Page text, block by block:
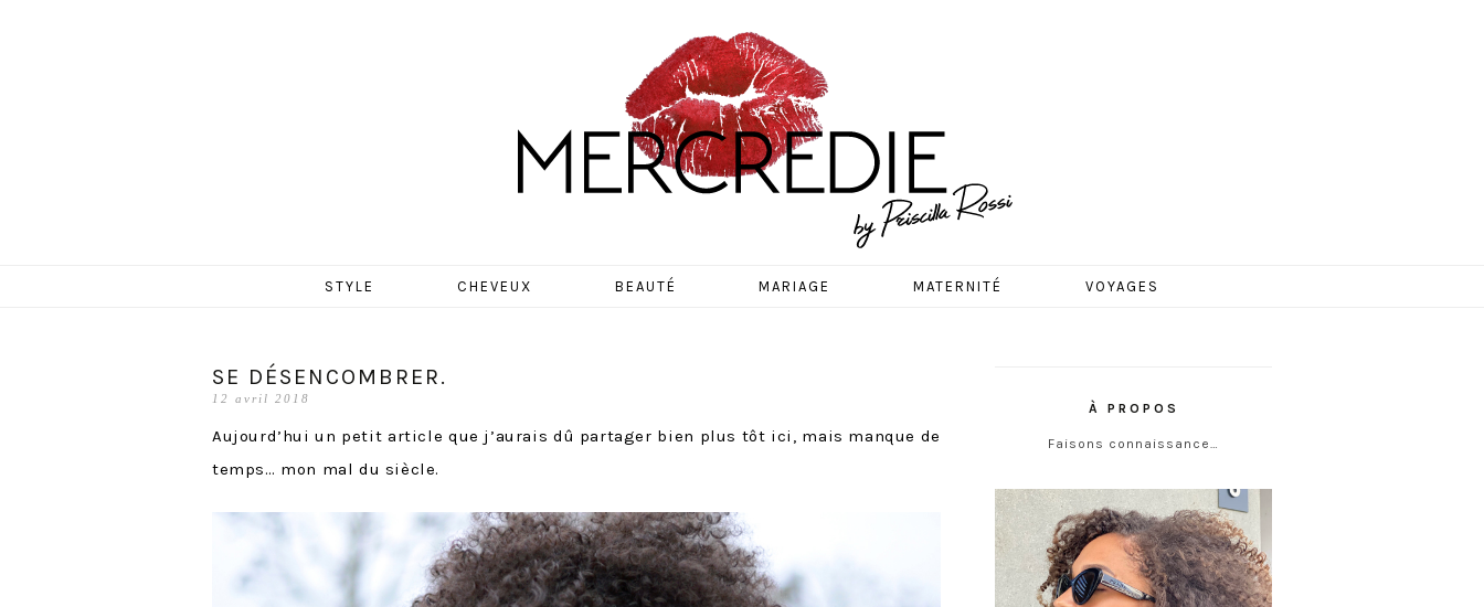
MERCREDIE
STYLE CHEVEUX BEAUTÉ MARIAGE MATERNITÉ VOYAGES
SE DÉSENCOMBRER.
12 avril 2018
Aujourd’hui un petit article que j’aurais dû partager bien plus tôt ici, mais manque de
temps… mon mal du siècle.
À PROPOS
Faisons connaissance…